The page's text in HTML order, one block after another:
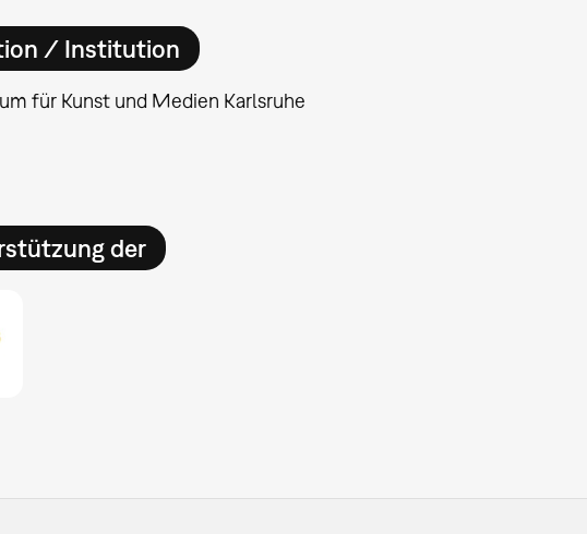
/ Institution
für Kunst und Medien Karlsruhe
der